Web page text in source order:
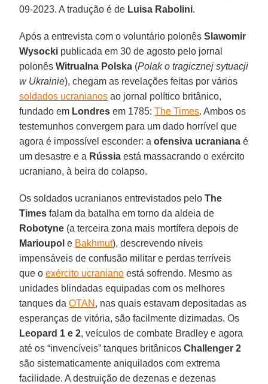
09-2023. A tradução é de Luisa Rabolini.
Após a entrevista com o voluntário polonês Slawomir
Wysocki publicada em 30 de agosto pelo jornal
polonêsWitrualna Polska (Polak o tragicznej sytuacji
w Ukrainie), chegam as revelações feitas por vários
soldados ucranianos ao jornal político britânico,
fundado em Londres em 1785:The Times. Ambos os
testemunhos convergem para um dado horrível que
agora é impossível esconder: aofensiva ucraniana é
um desastre e a Rússia está massacrando o exército
ucraniano, à beira do colapso.
Os soldados ucranianos entrevistados peloThe
Times falam da batalha em torno da aldeia de
Robotyne (a terceira zona mais mortífera depois de
Marioupol e Bakhmut), descrevendo níveis
impensáveis de confusão militar e perdas terríveis
que oexército ucraniano está sofrendo. Mesmo as
unidades blindadas equipadas com os melhores
tanques daOTAN , nas quais estavam depositadas as
esperanças de vitória, são facilmente dizimadas. Os
Leopard 1 e 2, veículos de combate Bradley e agora
até os “invencíveis” tanques britânicosChallenger 2
são sistematicamente aniquilados com extrema
facilidade. A destruição de dezenas e dezenas